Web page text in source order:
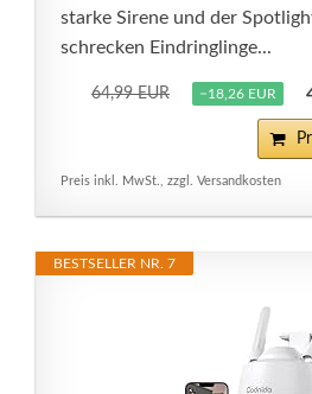
starke Sirene und der
schrecken Eindringlinge...
64,99 EUR −18,26 EUR
Preis inkl. MwSt., zzgl. Versandkosten
BESTSELLER NR. 7